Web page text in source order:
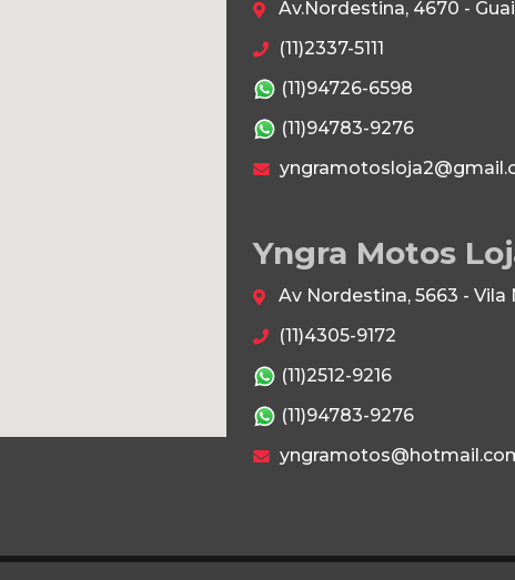
Av.Nordestina, 4670 -
(11)2337-5111
(11)94726-6598
(11)94783-9276
Yngra Motos
Av Nordestina, 5663 - Vila
(11)4305-9172
(11)2512-9216
(11)94783-9276